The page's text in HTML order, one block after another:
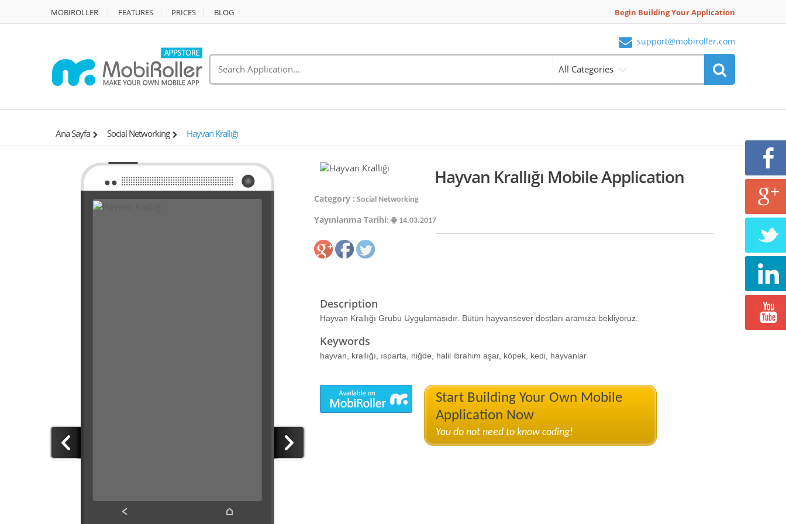
MOBIROLLER FEATURES PRİCES BLOG Begin Building Your Application
support@mobiroller.com
All Categories
Ana Sayfa Social Networking Hayvan Krallığı
Hayvan Krallığı Mobile Application
Category : Social Networking
Yayınlanma Tarihi: 14.03.2017
Description
Hayvan Krallığı Grubu Uygulamasıdır. Bütün hayvansever dostları aramıza bekliyoruz.
Keywords
hayvan, krallığı, ısparta, niğde, halil ibrahim aşar, köpek, kedi, hayvanlar
Start Building Your Own Mobile
Application Now
You do not need to know coding!